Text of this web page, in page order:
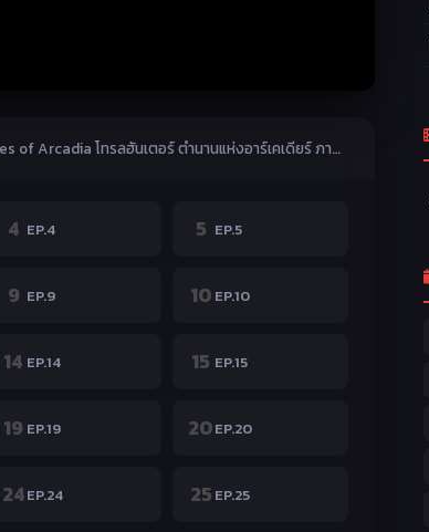
Trollhunters Tales of Arcadia โทรลฮันเตอร์ ตำนานแห่งอาร์เคเดียร์ ภาค1 ตอนที่ 1-26 พากษ์ไทย
4 EP.4 5 EP.5
9 EP.9 10 EP.10
14 EP.14 15 EP.15
19 EP.19 20EP.20
24EP.24 25 EP.25